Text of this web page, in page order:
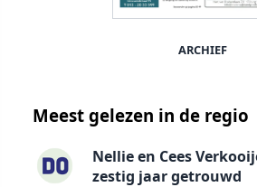
ARCHIEF
Meest gelezen in de regio
Nellie en Cees
zestig jaar getrouwd